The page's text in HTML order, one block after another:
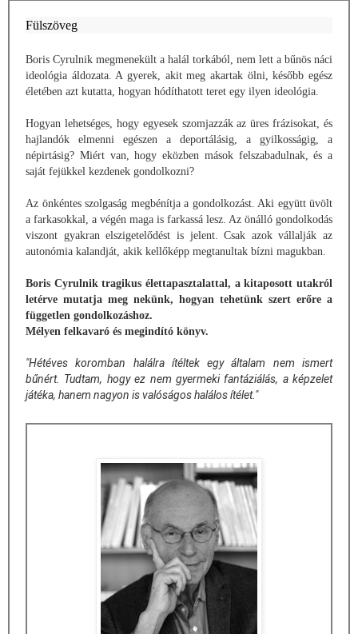
Fülszöveg
Boris Cyrulnik megmenekült a halál torkából, nem lett a bűnös náci
ideológia áldozata. A gyerek, akit meg akartak ölni, később egész
életében azt kutatta, hogyan hódíthatott teret egy ilyen ideológia.
Hogyan lehetséges, hogy egyesek szomjazzák az üres frázisokat, és
hajlandók elmenni egészen a deportálásig, a gyilkosságig, a
népirtásig? Miért van, hogy eközben mások felszabadulnak, és a
saját fejükkel kezdenek gondolkozni?
Az önkéntes szolgaság megbénítja a gondolkozást. Aki együtt üvölt
a farkasokkal, a végén maga is farkassá lesz. Az önálló gondolkodás
viszont gyakran elszigetelődést is jelent. Csak azok vállalják az
autonómia kalandját, akik kellőképp megtanultak bízni magukban.
Boris Cyrulnik tragikus élettapasztalattal, a kitaposott utakról
letérve mutatja meg nekünk, hogyan tehetünk szert erőre a
független gondolkozáshoz.
Mélyen felkavaró és megindító könyv.
"Hétéves koromban halálra ítéltek egy általam nem ismert
bűnért. Tudtam, hogy ez nem gyermeki fantáziálás, a képzelet
játéka, hanem nagyon is valóságos halálos ítélet."